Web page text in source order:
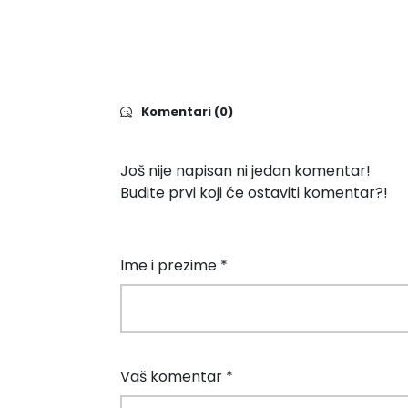
Komentari (0)
Još nije napisan ni jedan komentar!
Budite prvi koji će ostaviti komentar?!
Ime i prezime *
Vaš komentar *